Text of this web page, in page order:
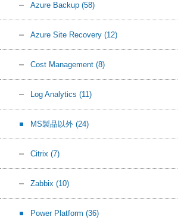
Azure Backup (58)
Azure Site Recovery (12)
Cost Management (8)
Log Analytics (11)
MS製品以外 (24)
Citrix (7)
Zabbix (10)
Power Platform (36)